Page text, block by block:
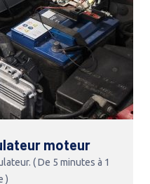
moteur
( De 5 minutes à 1
)